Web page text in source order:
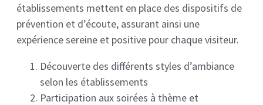
établissements mettent en place des dispositifs de
prévention et d’écoute, assurant ainsi une
expérience sereine et positive pour chaque visiteur.
Découverte des différents styles d’ambiance
selon les établissements
Participation aux soirées à thème et